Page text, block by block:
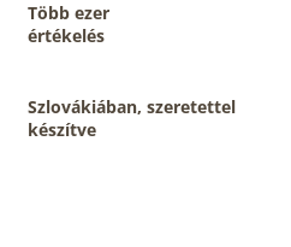
Több ezer
értékelés
Szlovákiában, szeretettel
készítve